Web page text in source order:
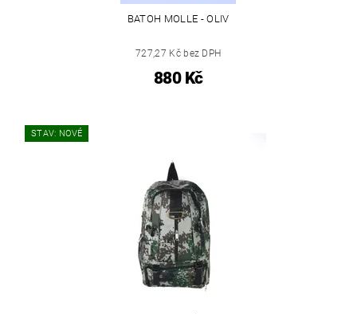
BATOH MOLLE - OLIV
727,27 Kč bez DPH
880 Kč
STAV: NOVÉ